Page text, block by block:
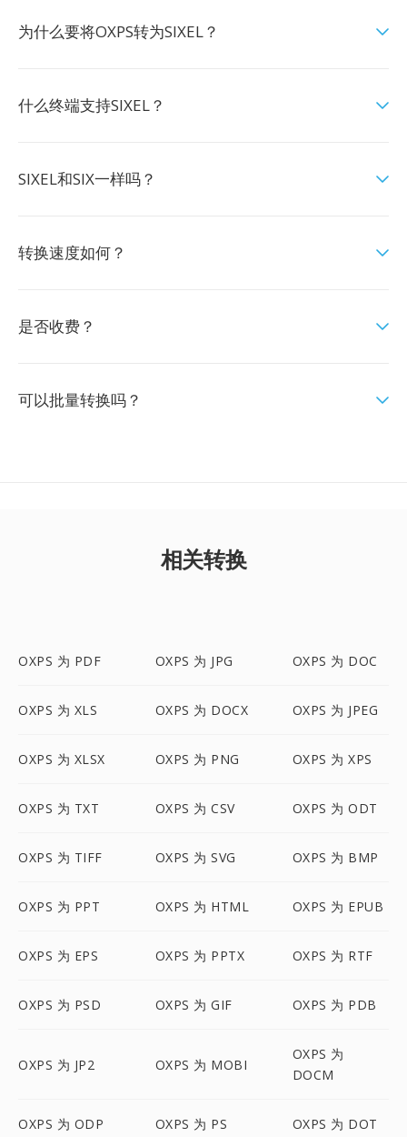
为什么要将OXPS转为SIXEL？
什么终端支持SIXEL？
SIXEL和SIX一样吗？
转换速度如何？
是否收费？
可以批量转换吗？
相关转换
OXPS 为 PDF OXPS 为 JPG OXPS 为 DOC
OXPS 为 XLS OXPS 为 DOCX OXPS 为 JPEG
OXPS 为 XLSX OXPS 为 PNG OXPS 为 XPS
OXPS 为 TXT OXPS 为 CSV OXPS 为 ODT
OXPS 为 TIFF OXPS 为 SVG OXPS 为 BMP
OXPS 为 PPT OXPS 为 HTML OXPS 为 EPUB
OXPS 为 EPS OXPS 为 PPTX OXPS 为 RTF
OXPS 为 PSD OXPS 为 GIF OXPS 为 PDB
OXPS 为 JP2 OXPS 为 MOBI
OXPS 为
DOCM
OXPS 为 ODP OXPS 为 PS OXPS 为 DOT